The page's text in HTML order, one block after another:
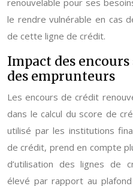
renouvelable pour ses
le rendre vulnérable en cas
de cette ligne de crédit.
Impact des
des emprunteurs
Les encours de crédit
dans le calcul du score de
utilisé par les institutions
de crédit, prend en compte
d’utilisation des lignes de
élevé par rapport au